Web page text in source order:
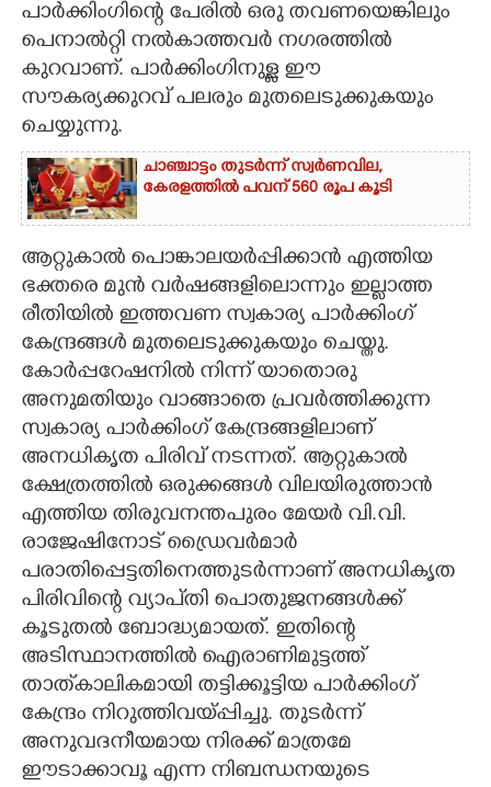
CONTACT US
പാർക്കിംഗിന്റെ പേരിൽ ഒരു തവണയെങ്കിലും
പെനാൽറ്റി നൽകാത്തവർ നഗരത്തിൽ
കുറവാണ്. പാർക്കിംഗിനുള്ള ഈ
സൗകര്യക്കുറവ് പലരും മുതലെടുക്കുകയും
ചെയ്യുന്നു.
ചാഞ്ചാട്ടം തുടർന്ന് സ്വർണവില,
കേരളത്തിൽ പവന് 560 രൂപ കൂടി
ആറ്റുകാൽ പൊങ്കാലയർപ്പിക്കാൻ എത്തിയ
ഭക്തരെ മുൻ വർഷങ്ങളിലൊന്നും ഇല്ലാത്ത
രീതിയിൽ ഇത്തവണ സ്വകാര്യ പാർക്കിംഗ്
കേന്ദ്രങ്ങൾ മുതലെടുക്കുകയും ചെയ്തു.
കോർപ്പറേഷനിൽ നിന്ന് യാതൊരു
അനുമതിയും വാങ്ങാതെ പ്രവർത്തിക്കുന്ന
സ്വകാര്യ പാർക്കിംഗ് കേന്ദ്രങ്ങളിലാണ്
അനധികൃത പിരിവ് നടന്നത്. ആറ്റുകാൽ
ക്ഷേത്രത്തിൽ ഒരുക്കങ്ങൾ വിലയിരുത്താൻ
എത്തിയ തിരുവനന്തപുരം മേയർ വി.വി.
രാജേഷിനോട് ഡ്രൈവർമാർ
പരാതിപ്പെട്ടതിനെത്തുടർന്നാണ് അനധികൃത
പിരിവിന്റെ വ്യാപ്‌തി പൊതുജനങ്ങൾക്ക്
കൂടുതൽ ബോദ്ധ്യമായത്. ഇതിന്റെ
അടിസ്ഥാനത്തിൽ ഐരാണിമുട്ടത്ത്
താത്‌കാലികമായി തട്ടിക്കൂട്ടിയ പാർക്കിംഗ്
കേന്ദ്രം നിറുത്തിവയ്പ്പിച്ചു. തുടർന്ന്
അനുവദനീയമായ നിരക്ക് മാത്രമേ
ഈടാക്കാവൂ എന്ന നിബന്ധനയുടെ